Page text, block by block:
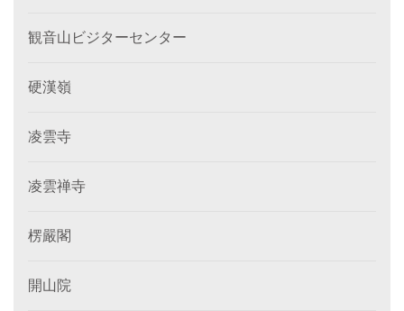
観音山ビジターセンター
硬漢嶺
凌雲寺
凌雲禅寺
楞嚴閣
開山院